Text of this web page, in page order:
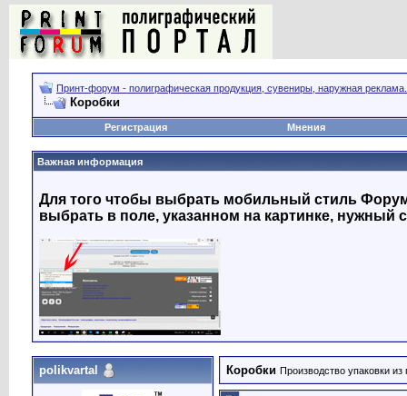
Принт-форум - полиграфическая продукция, сувениры, наружная реклама.
Коробки
Регистрация Мнения
Важная информация
Для того чтобы выбрать мобильный стиль
выбрать в поле, указанном на картинке, нужный
Коробки Производство упаковки из
polikvartal